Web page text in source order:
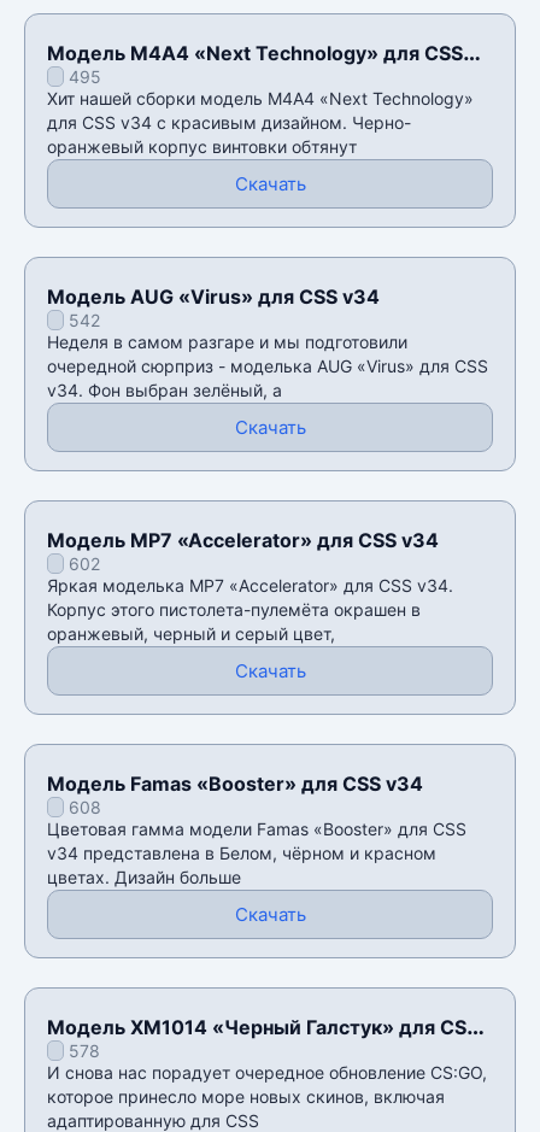
Модель М4А4 «Next Technology» для CSS
v34495
Хит нашей сборки модель М4А4 «Next Technology»
для CSS v34 с красивым дизайном. Черно-
оранжевый корпус винтовки обтянут
Скачать
Модель AUG «Virus» для CSS v34
542
Неделя в самом разгаре и мы подготовили
очередной сюрприз - моделька AUG «Virus» для CSS
v34. Фон выбран зелёный, а
Скачать
Модель MP7 «Accelerator» для CSS v34
602
Яркая моделька MP7 «Accelerator» для CSS v34.
Корпус этого пистолета-пулемёта окрашен в
оранжевый, черный и серый цвет,
Скачать
Модель Famas «Booster» для CSS v34
608
Цветовая гамма модели Famas «Booster» для CSS
v34 представлена в Белом, чëрном и красном
цветах. Дизайн больше
Скачать
Модель XM1014 «Черный Галстук» для CSS
v34578
И снова нас порадует очередное обновление CS:GO,
которое принесло море новых скинов, включая
адаптированную для CSS